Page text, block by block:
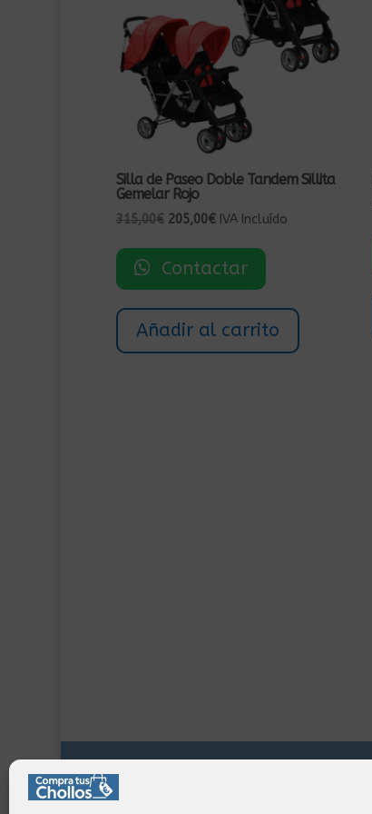
Silla de Paseo Doble Tandem Sillita
Gemelar Rojo
315,00€ El
original
205,00€El
actual
IVA Incluído
Contactar
Añadir al carrito